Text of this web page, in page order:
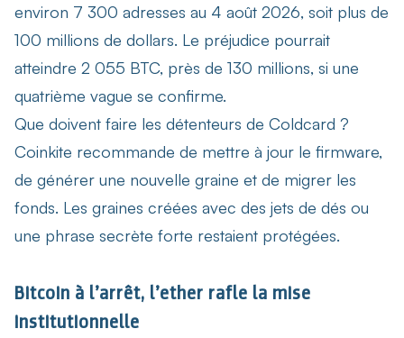
environ 7 300 adresses au 4 août 2026, soit plus de
100 millions de dollars. Le préjudice pourrait
atteindre 2 055 BTC, près de 130 millions, si une
quatrième vague se confirme.
Que doivent faire les détenteurs de Coldcard ?
Coinkite recommande de mettre à jour le firmware,
de générer une nouvelle graine et de migrer les
fonds. Les graines créées avec des jets de dés ou
une phrase secrète forte restaient protégées.
Bitcoin à l’arrêt, l’ether rafle la mise
institutionnelle